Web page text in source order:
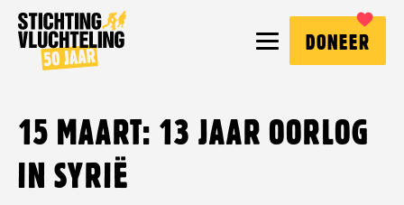
DONEER
15 MAART: 13 JAAR OORLOG
IN SYRIË